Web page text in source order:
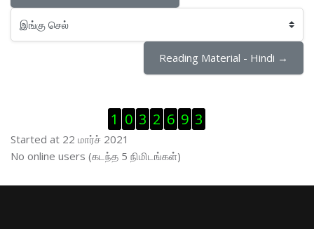
இங்கு செல்
Reading Material - Hindi →
Visitor Counter ஐத் தவிர்
1 0 3 2 6 9 3
Started at 22 மார்ச் 2021
இணைப்புநிலைப் பயனாளர் ஐத் தவிர்
No online users (கடந்த 5 நிமிடங்கள்)